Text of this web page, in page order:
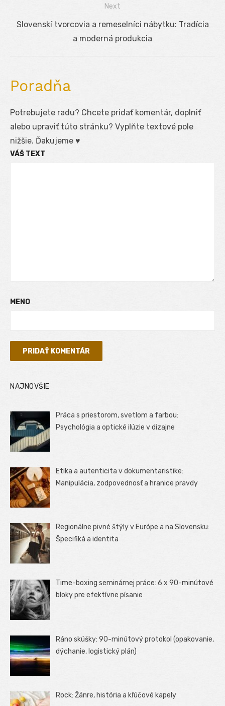
Next
Next
Slovenskí tvorcovia a remeselníci nábytku: Tradícia
a moderná produkcia
Poradňa
Potrebujete radu? Chcete pridať komentár, doplniť
alebo upraviť túto stránku? Vyplňte textové pole
nižšie. Ďakujeme ♥
VÁŠ TEXT
MENO
NAJNOVŠIE
Práca s priestorom, svetlom a farbou:
Psychológia a optické ilúzie v dizajne
Etika a autenticita v dokumentaristike:
Manipulácia, zodpovednosť a hranice pravdy
Regionálne pivné štýly v Európe a na Slovensku:
Špecifiká a identita
Time-boxing seminárnej práce: 6 x 90-minútové
bloky pre efektívne písanie
Ráno skúšky: 90-minútový protokol (opakovanie,
dýchanie, logistický plán)
Rock: Žánre, história a kľúčové kapely